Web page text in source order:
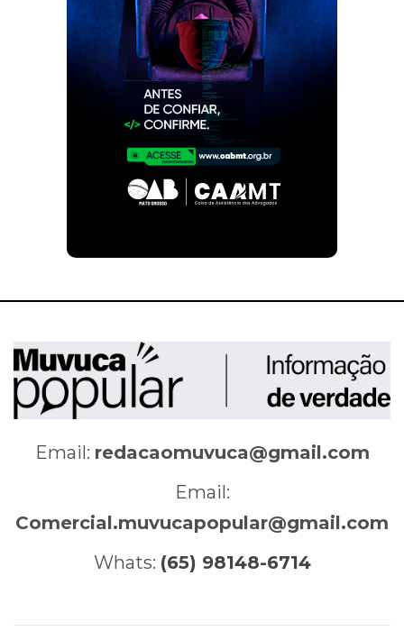
Email: redacaomuvuca@gmail.com
Email:
Comercial.muvucapopular@gmail.com
Whats: (65) 98148-6714